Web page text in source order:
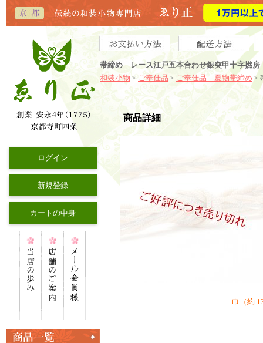
帯締め レース江戸五本合わせ銀突甲十字撚
和装小物 > ご奉仕品 > ご奉仕品 夏物帯締め >
ログイン
新規登録
カートの中身
商品詳細
巾（約